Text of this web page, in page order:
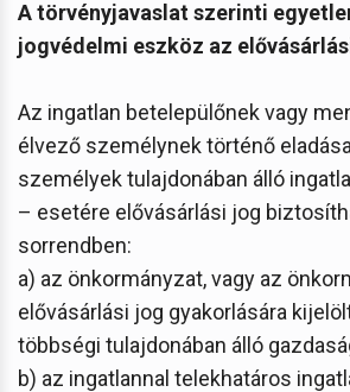
A törvényjavaslat szerinti
jogvédelmi eszköz az
Az ingatlan betelepülőnek vagy
élvező személynek történő
személyek tulajdonában álló
– esetére elővásárlási jog
sorrendben:
a) az önkormányzat, vagy az
elővásárlási jog gyakorlására
többségi tulajdonában álló
b) az ingatlannal telekhatáros